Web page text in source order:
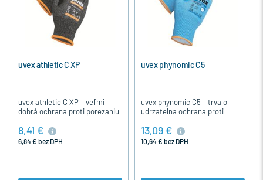
uvex athletic C XP
uvex athletic C XP – veľmi
dobrá ochrana proti porezaniu
ohýbania palcov
a&nbsp;priedušnou
8,41 €
6,84 € bez DPH
uvex phynomic C5
uvex phynomic C5 – trvalo
udrzatelna ochrana proti
je s mnohými rozličnými
modelmi optimálne vhodný pre
13,09 €
10,64 € bez DPH